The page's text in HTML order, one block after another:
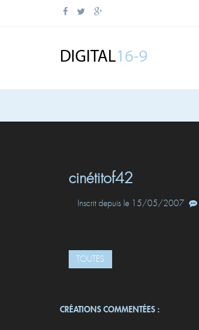
cinétitof42
Inscrit depuis le 15/05/2007
TOUTES
CRÉATIONS COMMENTÉES :